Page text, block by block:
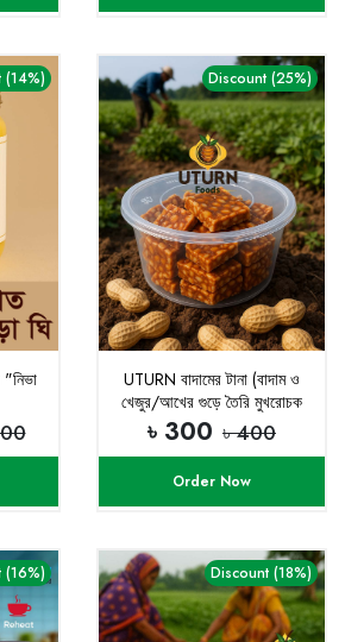
(14%) Discount (25%)
UTURN বাদামের টানা (বাদাম ও
খেজুর/আখের গুড়ে তৈরি মুখরোচক
মিষ্টান্ন)
৳ 300 ৳ 400
Order Now
(16%) Discount (18%)